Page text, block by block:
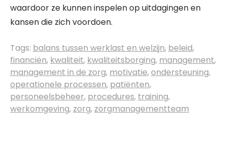
waardoor ze kunnen inspelen op uitdagingen en
kansen die zich voordoen.
Tags: balans tussen werklast en welzijn, beleid,
financiën, kwaliteit, kwaliteitsborging, management,
management in de zorg, motivatie,ondersteuning,
operationele processen, patiënten,
personeelsbeheer, procedures, training,
werkomgeving, zorg, zorgmanagementteam